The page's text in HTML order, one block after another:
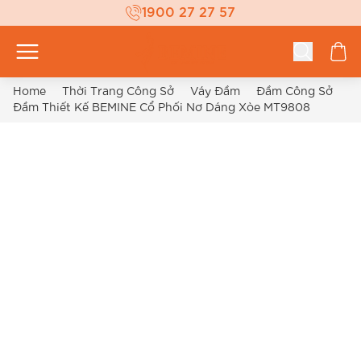
1900 27 27 57
Home Thời Trang Công Sở Váy Đầm
Đầm Công Sở
Đầm Thiết Kế BEMINE Cổ Phối Nơ Dáng Xòe MT9808